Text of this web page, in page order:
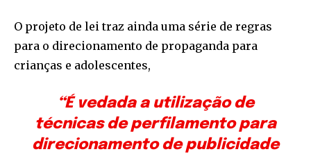
O projeto de lei traz ainda uma série de regras
para o direcionamento de propaganda para
crianças e adolescentes,
“É vedada a utilização de
técnicas de perfilamento para
direcionamento de publicidade